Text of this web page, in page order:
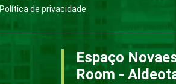
Política de privacidade
Espaço
Room -